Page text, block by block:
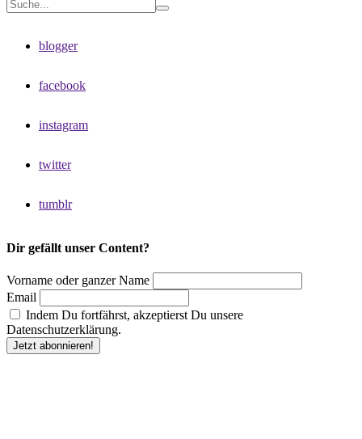
blogger
facebook
instagram
twitter
tumblr
Dir gefällt unser Content?
Vorname oder ganzer Name
Email
Indem Du fortfährst, akzeptierst Du unsere
Datenschutzerklärung.